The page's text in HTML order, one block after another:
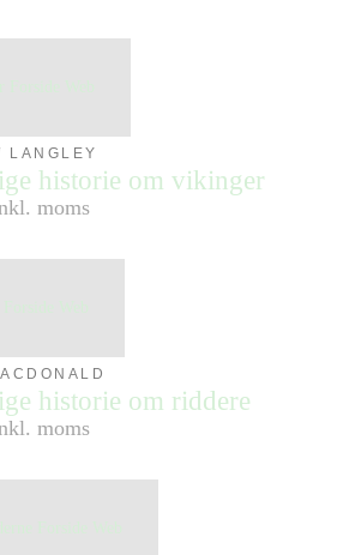
LANGLEY
historie om vikinger
moms
historie om riddere
moms